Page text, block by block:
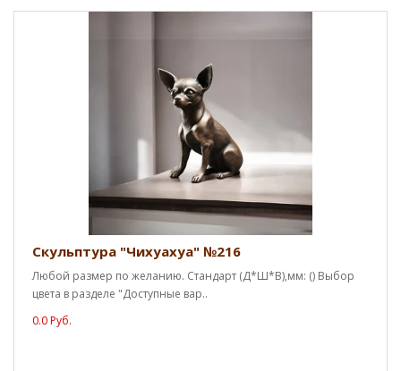
Скульптура "Чихуахуа" №216
Любой размер по желанию. Стандарт (Д*Ш*В),мм: () Выбор
цвета в разделе "Доступные вар..
0.0 Руб.